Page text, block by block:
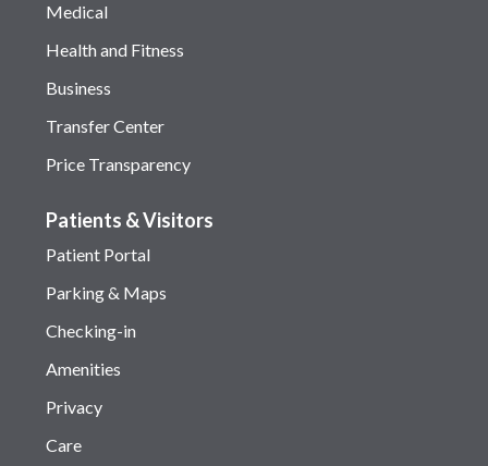
Medical
Health and Fitness
Business
Transfer Center
Price Transparency
Patients & Visitors
Patient Portal
Parking & Maps
Checking-in
Amenities
Privacy
Care